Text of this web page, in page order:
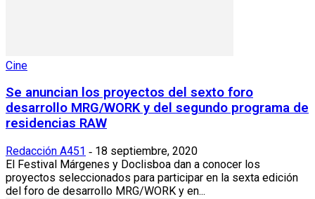
Cine
Se anuncian los proyectos del sexto foro
desarrollo MRG/WORK y del segundo programa de
residencias RAW
Redacción A451 - 18 septiembre, 2020
El Festival Márgenes y Doclisboa dan a conocer los
proyectos seleccionados para participar en la sexta edición
del foro de desarrollo MRG/WORK y en...